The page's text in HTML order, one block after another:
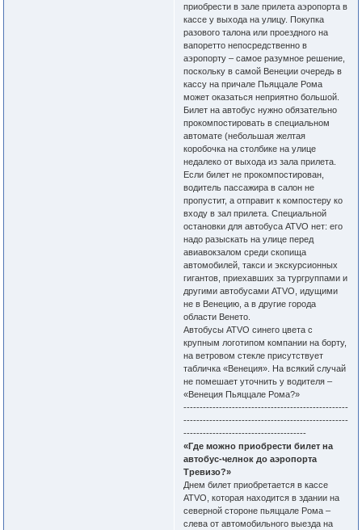
приобрести в зале прилета аэропорта в
кассе у выхода на улицу. Покупка
разового талона или проездного на
вапоретто непосредственно в
аэропорту – самое разумное решение,
поскольку в самой Венеции очередь в
кассу на причале Пьяццале Рома
может оказаться неприятно большой.
Билет на автобус нужно обязательно
прокомпостировать в специальном
автомате (небольшая желтая
коробочка на столбике на улице
недалеко от выхода из зала прилета.
Если билет не прокомпостирован,
водитель пассажира в салон не
пропустит, а отправит к компостеру ко
входу в зал прилета. Специальной
остановки для автобуса ATVO нет: его
надо разыскать на улице перед
авиавокзалом среди скопища
автомобилей, такси и экскурсионных
гигантов, приехавших за тургруппами и
другими автобусами ATVO, идущими
не в Венецию, а в другие города
области Венето.
Автобусы ATVO синего цвета с
крупным логотипом компании на борту,
на ветровом стекле присутствует
табличка «Венеция». На всякий случай
не помешает уточнить у водителя –
«Венеция Пьяццале Рома?»
---------------------------------------------------
---------------------------------------------------
--------------------------------------
«Где можно приобрести билет на
автобус-челнок до аэропорта
Тревизо?»
Днем билет приобретается в кассе
ATVO, которая находится в здании на
северной стороне пьяццале Рома –
слева от автомобильного выезда на